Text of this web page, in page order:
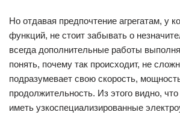
Но отдавая предпочтение агрегатам, у
функций, не стоит забывать о
всегда дополнительные работы
понять, почему так происходит, не
подразумевает свою скорость,
продолжительность. Из этого видно,
иметь узкоспециализированные